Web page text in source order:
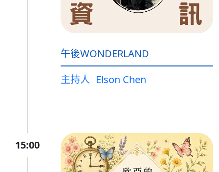
午後WONDERLAND
主持人 Elson Chen
15:00